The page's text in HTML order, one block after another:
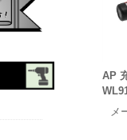
AP
メ